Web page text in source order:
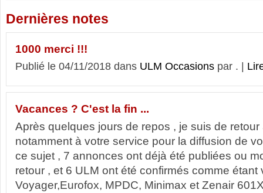
Dernières notes
1000 merci !!!
Publié le 04/11/2018 dans ULM Occasions par . |
Vacances ? C'est la fin ...
Après quelques jours de repos , je suis de
notamment à votre service pour la diffusion de
ce sujet , 7 annonces ont déjà été publiées ou
retour , et 6 ULM ont été confirmés comme
Voyager,Eurofox, MPDC, Minimax et Zenair